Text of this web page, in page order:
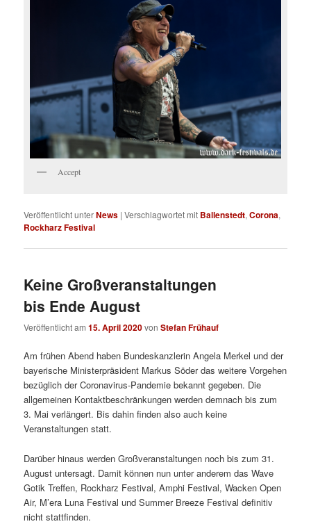
Accept
Veröffentlicht unterNews |Verschlagwortet mit Ballenstedt,Corona,
Rockharz Festival
Keine Großveranstaltungen
bis Ende August
Veröffentlicht am15. April 2020vonStefan Frühauf
Am frühen Abend haben Bundeskanzlerin Angela Merkel und der
bayerische Ministerpräsident Markus Söder das weitere Vorgehen
bezüglich der Coronavirus-Pandemie bekannt gegeben. Die
allgemeinen Kontaktbeschränkungen werden demnach bis zum
3. Mai verlängert. Bis dahin finden also auch keine
Veranstaltungen statt.
Darüber hinaus werden Großveranstaltungen noch bis zum 31.
August untersagt. Damit können nun unter anderem das Wave
Gotik Treffen, Rockharz Festival, Amphi Festival, Wacken Open
Air, M’era Luna Festival und Summer Breeze Festival definitiv
nicht stattfinden.